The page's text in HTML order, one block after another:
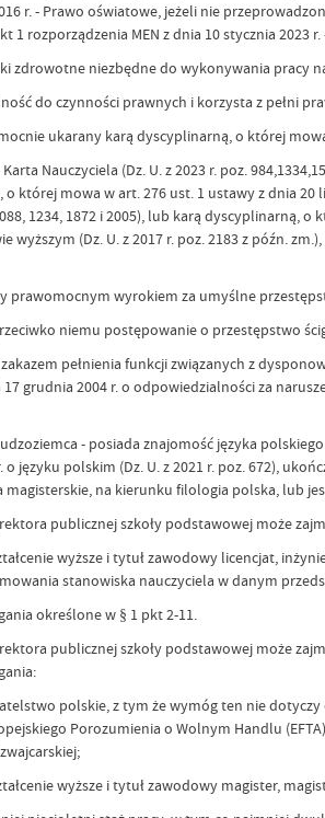
r. - Prawo oświatowe, jeżeli nie
1 rozporządzenia MEN z dnia 10 stycznia 2023 r.
zdrowotne niezbędne do wykonywania pracy
do czynności prawnych i korzysta z pełni
ukarany karą dyscyplinarną, o której
Nauczyciela (Dz. U. z 2023 r. poz.
której mowa w art. 276 ust. 1 ustawy z dnia 20
1234, 1872 i 2005), lub karą dyscyplinarną,
wyższym (Dz. U. z 2017 r. poz. 2183 z późn.
prawomocnym wyrokiem za umyślne
niemu postępowanie o przestępstwo
pełnienia funkcji związanych z
grudnia 2004 r. o odpowiedzialności za
- posiada znajomość języka
o języku polskim (Dz. U. z 2021 r. poz. 672),
na kierunku filologia polska, lub
publicznej szkoły podstawowej może
wyższe i tytuł zawodowy licencjat,
stanowiska nauczyciela w danym
określone w § 1 pkt 2-11.
publicznej szkoły podstawowej może
polskie, z tym że wymóg ten nie dotyczy
Porozumienia o Wolnym Handlu
wyższe i tytuł zawodowy magister,